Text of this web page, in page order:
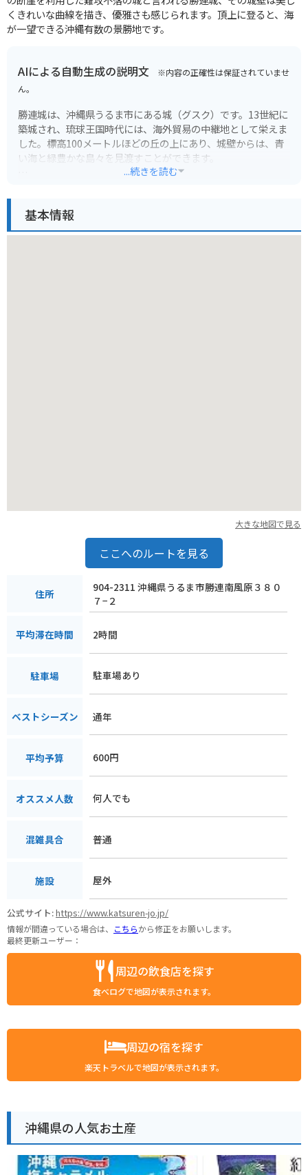
くきれいな曲線を描き、優雅さも感じられます。頂上に登ると、海
が一望できる沖縄有数の景勝地です。
AIによる自動生成の説明文 ※内容の正確性は保証されていませ
ん。
勝連城は、沖縄県うるま市にある城（グスク）です。13世紀に
築城され、琉球王国時代には、海外貿易の中継地として栄えま
した。標高100メートルほどの丘の上にあり、城壁からは、青
い海と緑豊かな島々を見渡すことができます。
物があり、沖縄の歴史と文化に触れることができます。
...続きを読む
基本情報
大きな地図で見る
ここへのルートを見る
住所
904-2311 沖縄県うるま市勝連南風原３８０
７−２
平均滞在時間 2時間
駐車場 駐車場あり
ベストシーズン 通年
平均予算 600円
オススメ人数 何人でも
混雑具合 普通
施設 屋外
公式サイト:https://www.katsuren-jo.jp/
情報が間違っている場合は、 こちらから修正をお願いします。
最終更新ユーザー：
周辺の飲食店を探す
食べログで地図が表示されます。
周辺の宿を探す
楽天トラベルで地図が表示されます。
沖縄県の人気お土産